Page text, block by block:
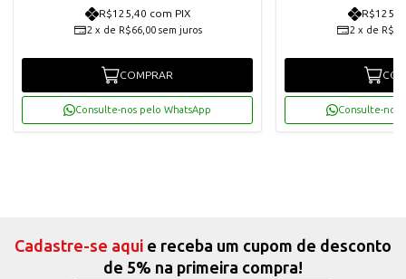
R$125,40 com PIX
2 x de R$66,00 sem juros
COMPRAR
Consulte-nos pelo WhatsApp
2 x de
Consulte-nos
Cadastre-se aqui e receba um cupom de desconto
de 5% na primeira compra!